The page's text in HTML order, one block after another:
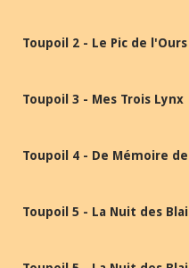
Toupoil 2 - Le Pic de l'Ours
Toupoil 3 - Mes Trois Lynx
Toupoil 4 - De Mémoire
Toupoil 5 - La Nuit des